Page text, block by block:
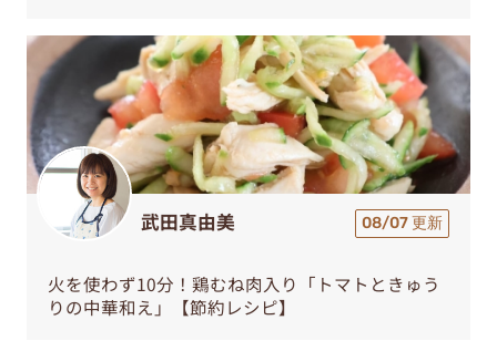
武田真由美 08/07 更新
火を使わず10分！鶏むね肉入り「トマトときゅう
りの中華和え」【節約レシピ】